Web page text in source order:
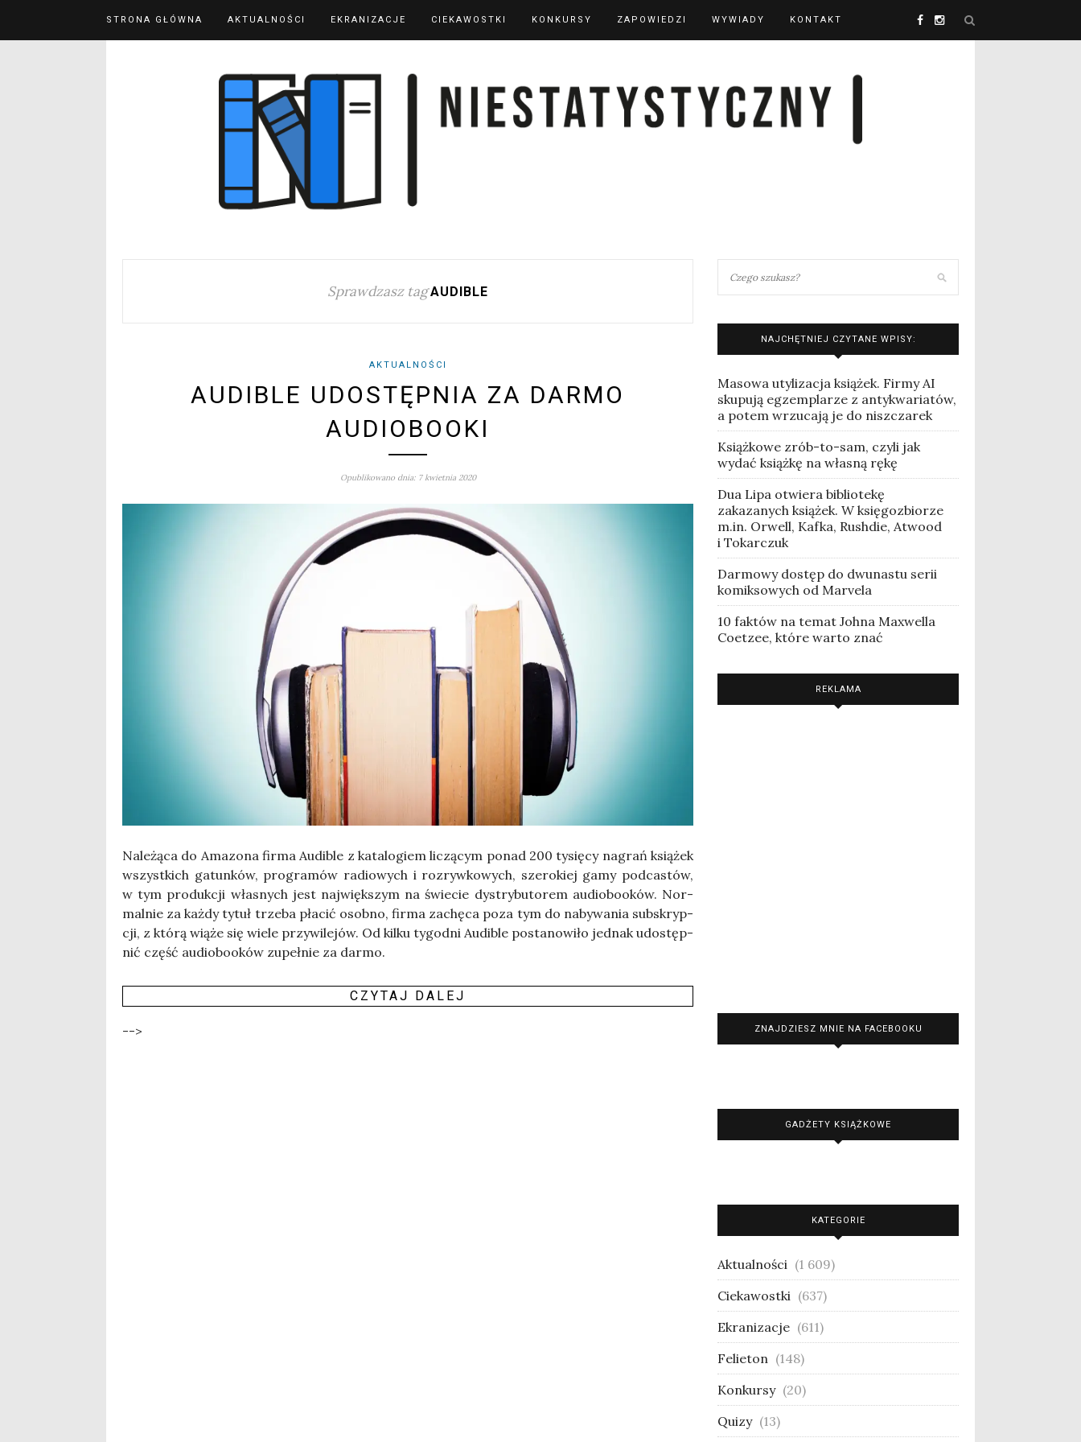
STRONA GŁÓWNA AKTUALNOŚCI EKRANIZACJE CIEKAWOSTKI KONKURSY ZAPOWIEDZI WYWIADY KONTAKT
Sprawdzasz tag AUDIBLE
AKTUALNOŚCI
AUDIBLE UDOSTĘPNIA ZA DARMO
AUDIOBOOKI
Opublikowano dnia: 7 kwietnia 2020
Nale­żą­ca do Ama­zo­na fir­ma Audi­ble z kata­lo­giem liczą­cym ponad 200 tysię­cy nagrań ksią­żek
wszyst­kich gatun­ków, pro­gra­mów radio­wych i roz­ryw­ko­wych, sze­ro­kiej gamy pod­ca­stów,
w tym pro­duk­cji wła­snych jest naj­więk­szym na świe­cie dys­try­bu­to­rem audio­bo­oków. Nor­
mal­nie za każ­dy tytuł trze­ba pła­cić osob­no, fir­ma zachę­ca poza tym do naby­wa­nia sub­skryp­
cji, z któ­rą wią­że się wie­le przy­wi­le­jów. Od kil­ku tygo­dni Audi­ble posta­no­wi­ło jed­nak udo­stęp­
nić część audio­bo­oków zupeł­nie za dar­mo.
CZY­TAJ DALEJ
-->
NAJCHĘTNIEJ CZYTANE WPISY:
Masowa utylizacja książek. Firmy AI
skupują egzemplarze z antykwariatów,
a potem wrzucają je do niszczarek
Książkowe zrób-to-sam, czyli jak
wydać książkę na własną rękę
Dua Lipa otwiera bibliotekę
zakazanych książek. W księgozbiorze
m.in. Orwell, Kafka, Rushdie, Atwood
i Tokarczuk
Darmowy dostęp do dwunastu serii
komiksowych od Marvela
10 faktów na temat Johna Maxwella
Coetzee, które warto znać
REKLAMA
ZNAJDZIESZ MNIE NA FACEBOOKU
GADŻETY KSIĄŻKOWE
KATEGORIE
Aktualności (1 609)
Ciekawostki (637)
Ekranizacje (611)
Felieton (148)
Konkursy (20)
Quizy (13)